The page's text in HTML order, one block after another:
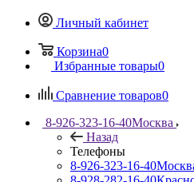
Личный кабинет
Корзина0
Избранные товары0
Сравнение товаров0
8-926-323-16-40Москва
Назад
Телефоны
8-926-323-16-40